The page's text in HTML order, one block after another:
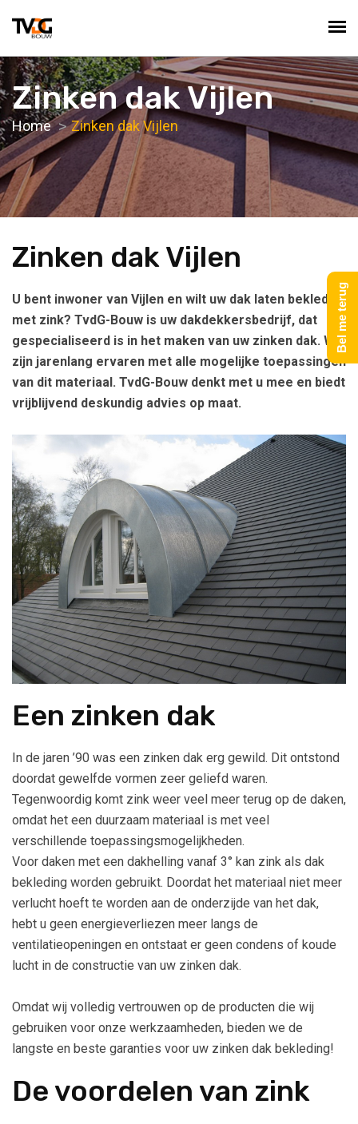
Zinken dak Vijlen
Home Zinken dak Vijlen
Zinken dak Vijlen
U bent inwoner van Vijlen en wilt uw dak laten bekleden
met zink? TvdG-Bouw is uw dakdekkersbedrijf, dat
gespecialiseerd is in het maken van uw zinken dak. We
zijn jarenlang ervaren met alle mogelijke toepassingen
van dit materiaal. TvdG-Bouw denkt met u mee en biedt
vrijblijvend deskundig advies op maat.
Een zinken dak
In de jaren ’90 was een zinken dak erg gewild. Dit ontstond
doordat gewelfde vormen zeer geliefd waren.
Tegenwoordig komt zink weer veel meer terug op de daken,
omdat het een duurzaam materiaal is met veel
verschillende toepassingsmogelijkheden.
Voor daken met een dakhelling vanaf 3° kan zink als dak
bekleding worden gebruikt. Doordat het materiaal niet meer
verlucht hoeft te worden aan de onderzijde van het dak,
hebt u geen energieverliezen meer langs de
ventilatieopeningen en ontstaat er geen condens of koude
lucht in de constructie van uw zinken dak.
Omdat wij volledig vertrouwen op de producten die wij
gebruiken voor onze werkzaamheden, bieden we de
langste en beste garanties voor uw zinken dak bekleding!
De voordelen van zink
Bel me terug